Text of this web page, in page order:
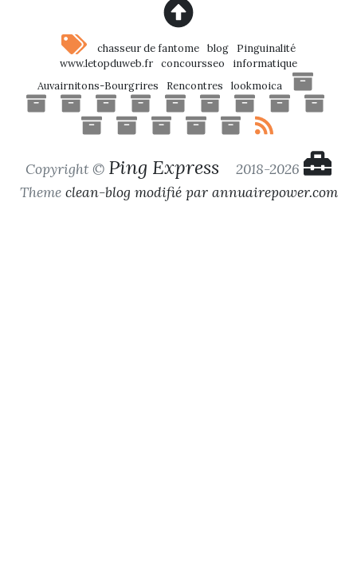
chasseur de fantome blog
Pinguinalité
www.letopduweb.fr concoursseo
informatique
Auvairnitons-Bourgrires
Rencontres lookmoica
Copyright © Ping Express
2018-2026
Theme clean-blog modifié par annuairepower.com